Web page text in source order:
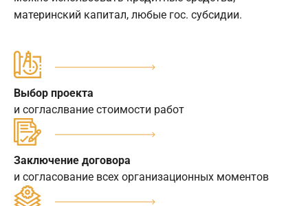
материнский капитал, любые гос. субсидии.
Выбор проекта
и согласлвание стоимости работ
Заключение договора
и согласование всех организационных моментов